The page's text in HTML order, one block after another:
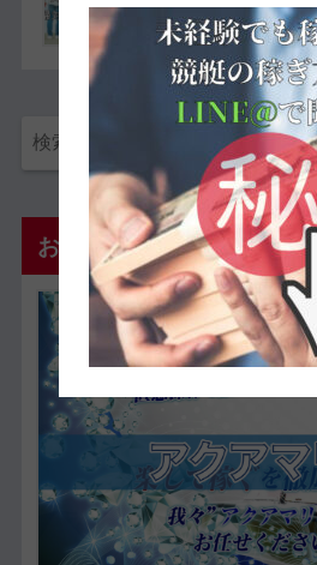
現したレースも紹介】
おすすめ優良予想サイト